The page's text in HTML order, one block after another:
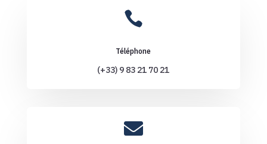

Téléphone
(+33) 9 83 21 70 21
